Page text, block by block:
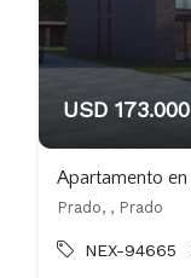
USD 173.000
Apartamento
Prado, , Prado
NEX-94665